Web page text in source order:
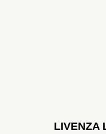
LIVENZA